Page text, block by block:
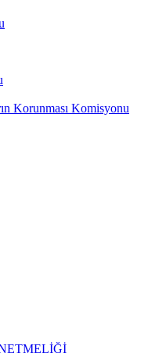
Korunması Komisyonu